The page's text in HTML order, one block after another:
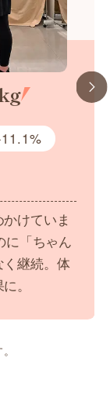
けていま
に「ちゃん
継続。体
。